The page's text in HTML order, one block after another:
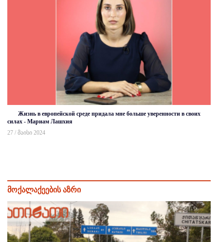
Жизнь в европейской среде придала мне больше уверенности в своих
силах - Мариам Лашхия
27 / მაისი 2024
მოქალაქეების აზრი